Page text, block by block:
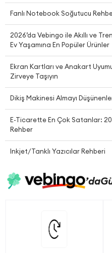
Fanlı Notebook Soğutucu
2026’da Vebingo ile Akıllı ve
Ev Yaşamına En Popüler Ürünler
Ekran Kartları ve Anakart
Zirveye Taşıyın
Dikiş Makinesi Almayı
E-Ticarette En Çok Satanlar:
Rehber
Inkjet/Tanklı Yazıcılar Rehberi
’da